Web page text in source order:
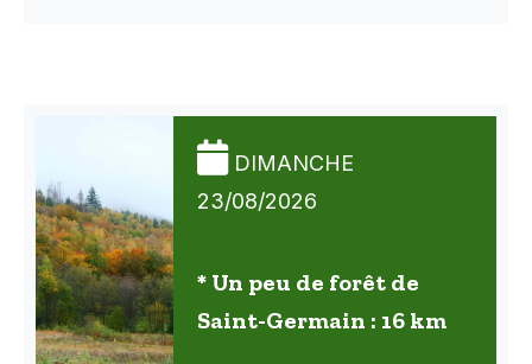
DIMANCHE
23/08/2026
* Un peu de forêt de
Saint-Germain : 16 km